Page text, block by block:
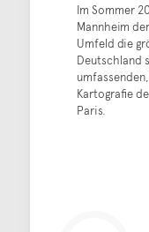
Im Sommer
Mannheim
Umfeld die
Deutschland
Kartografie
Paris.